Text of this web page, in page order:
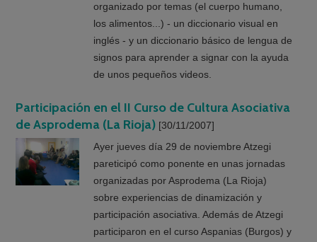
organizado por temas (el cuerpo humano,
los alimentos...) - un diccionario visual en
inglés - y un diccionario básico de lengua de
signos para aprender a signar con la ayuda
de unos pequeños videos.
Participación en el II Curso de Cultura Asociativa
de Asprodema (La Rioja) [30/11/2007]
Ayer jueves día 29 de noviembre Atzegi
pareticipó como ponente en unas jornadas
organizadas por Asprodema (La Rioja)
sobre experiencias de dinamización y
participación asociativa. Además de Atzegi
participaron en el curso Aspanias (Burgos) y